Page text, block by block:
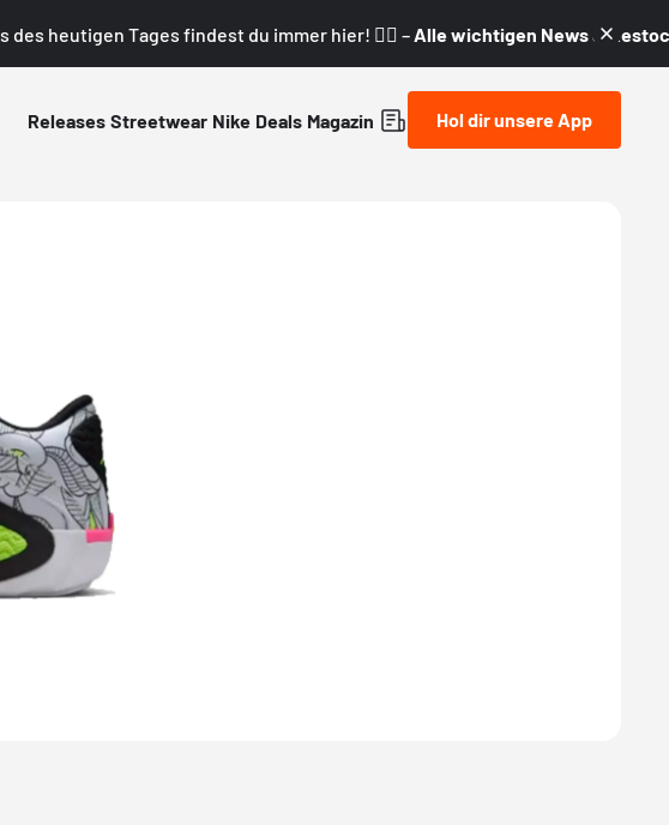
heutigen Tages findest du immer hier! 👇🏼 – Alle wichtigen News &
Releases Streetwear Nike Deals Magazin Hol dir unsere App